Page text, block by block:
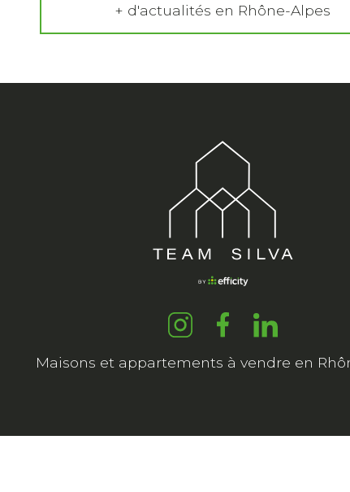
+ d'actualités en Rhône-Alpes
Maisons et appartements à vendre en